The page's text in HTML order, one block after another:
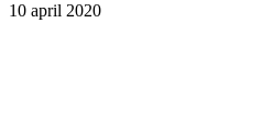
10 april 2020